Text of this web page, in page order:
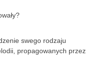
swego rodzaju
propagowanych przez